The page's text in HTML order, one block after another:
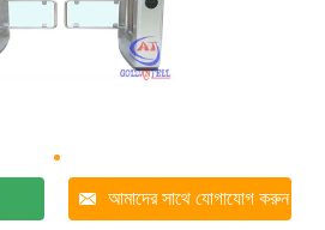
আমাদের সাথে যোগাযোগ করুন